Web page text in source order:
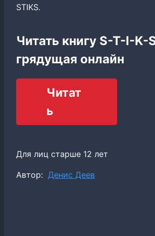
STIKS.
Читать книгу S-T-I-K-
грядущая онлайн
Читат
ь
Для лиц старше 12 лет
Метки
Автор: Денис Деев